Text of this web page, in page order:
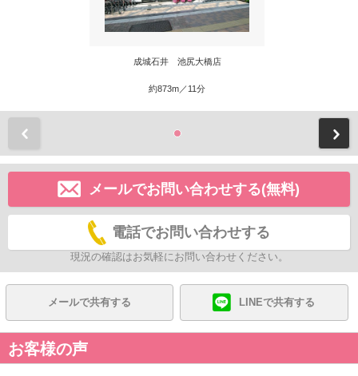
成城石井 池尻大橋店
約873m／11分
メールでお問い合わせする(無料)
電話でお問い合わせする
現況の確認はお気軽にお問い合わせください。
メールで共有する LINEで共有する
お客様の声